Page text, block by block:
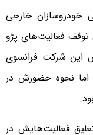
خودروسازان خارجی
توقف فعالیت‌های پژو
این شرکت فرانسوی
اما نحوه حضورش در
فعالیت‌هایش در